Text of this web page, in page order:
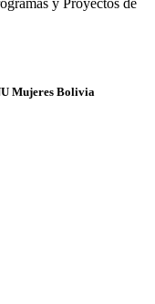
Mujeres Bolivia